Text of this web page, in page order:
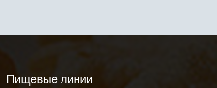
Пищевые линии